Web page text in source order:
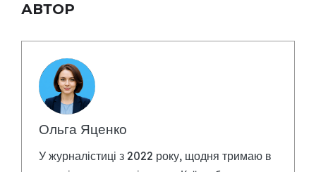
АВТОР
Ольга Яценко
У журналістиці з 2022 року, щодня тримаю в